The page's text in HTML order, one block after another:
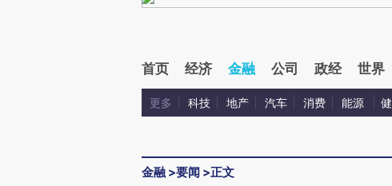
首页 经济 金融 公司 政经 世界
更多 科技 地产 汽车 消费 能源
金融 >要闻 >正文